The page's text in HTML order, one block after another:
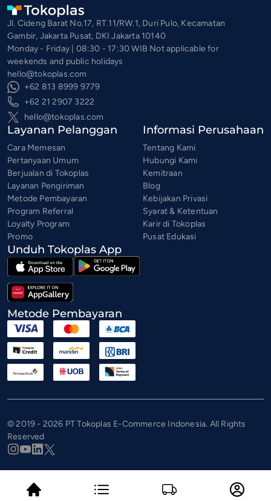
Jl. Cideng Barat No.17, RT.11/RW.1, Duri Pulo, Kecamatan
Gambir, Jakarta Pusat, DKI Jakarta 10140
Monday - Friday | 08:30 - 17:30 WIB Not applicable for
weekends and public holidays
hello@tokoplas.com
+62 813 8999 9779
+62 21 2907 3222
hello@tokoplas.com
Layanan Pelanggan
Cara Memesan
Pertanyaan Umum
Berjualan di Tokoplas
Layanan Pengiriman
Metode Pembayaran
Program Referral
Loyalty Program
Promo
Informasi Perusahaan
Tentang Kami
Hubungi Kami
Kemitraan
Blog
Kebijakan Privasi
Syarat & Ketentuan
Karir di Tokoplas
Pusat Edukasi
Unduh Tokoplas App
Metode Pembayaran
© 2019 - 2026 PT Tokoplas E-Commerce Indonesia. All Rights
Reserved